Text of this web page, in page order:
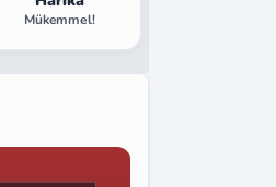
Mükemmel!